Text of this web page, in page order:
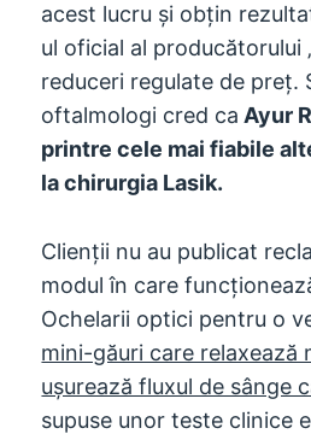
acest lucru și obțin
ul oficial al producătorului
reduceri regulate de preț.
oftalmologi cred ca Ayur
printre cele mai fiabile
la chirurgia Lasik.
Clienții nu au publicat
modul în care
Ochelarii optici pentru o
mini-găuri care relaxează
ușurează fluxul de sânge
supuse unor teste clinice